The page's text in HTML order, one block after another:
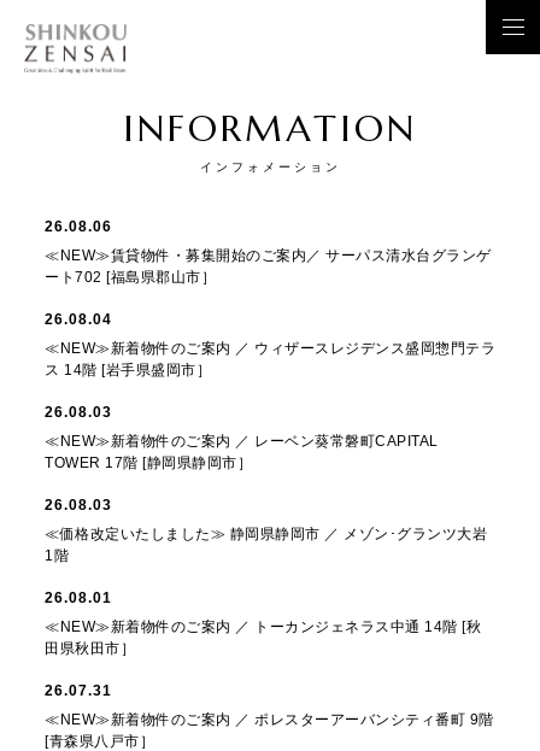
INFORMATION
インフォメーション
26.08.06
≪NEW≫賃貸物件・募集開始のご案内／ サーパス清水台グランゲ
ート702 [福島県郡山市］
26.08.04
≪NEW≫新着物件のご案内 ／ ウィザースレジデンス盛岡惣門テラ
ス 14階 [岩手県盛岡市］
26.08.03
≪NEW≫新着物件のご案内 ／ レーベン葵常磐町CAPITAL
TOWER 17階 [静岡県静岡市］
26.08.03
≪価格改定いたしました≫ 静岡県静岡市 ／ メゾン･グランツ大岩
1階
26.08.01
≪NEW≫新着物件のご案内 ／ トーカンジェネラス中通 14階 [秋
田県秋田市］
26.07.31
≪NEW≫新着物件のご案内 ／ ポレスターアーバンシティ番町 9階
[青森県八戸市］